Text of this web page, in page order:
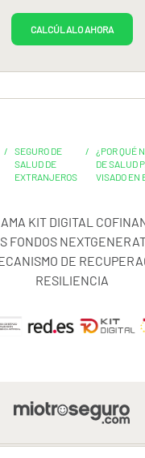
CALCÚLALO AHORA
/
SEGURO DE
SALUD DE
EXTRANJEROS
/
¿POR QUÉ
DE SALUD
VISADO EN
KIT DIGITAL
FONDOS
DE
RESILIENCIA